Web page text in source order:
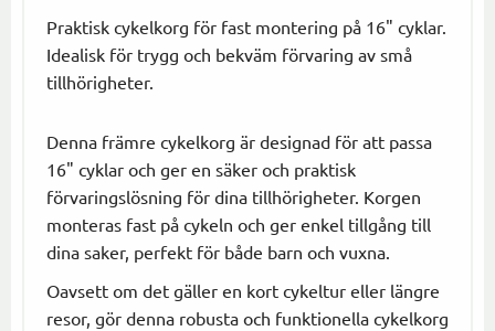
Praktisk cykelkorg för fast montering på 16" cyklar.
Idealisk för trygg och bekväm förvaring av små
tillhörigheter.
Denna främre cykelkorg är designad för att passa
16" cyklar och ger en säker och praktisk
förvaringslösning för dina tillhörigheter. Korgen
monteras fast på cykeln och ger enkel tillgång till
dina saker, perfekt för både barn och vuxna.
Oavsett om det gäller en kort cykeltur eller längre
resor, gör denna robusta och funktionella cykelkorg